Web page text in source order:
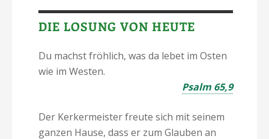
DIE LOSUNG VON HEUTE
Du machst fröhlich, was da lebet im Osten
wie im Westen.
Psalm 65,9
Der Kerkermeister freute sich mit seinem
ganzen Hause, dass er zum Glauben an